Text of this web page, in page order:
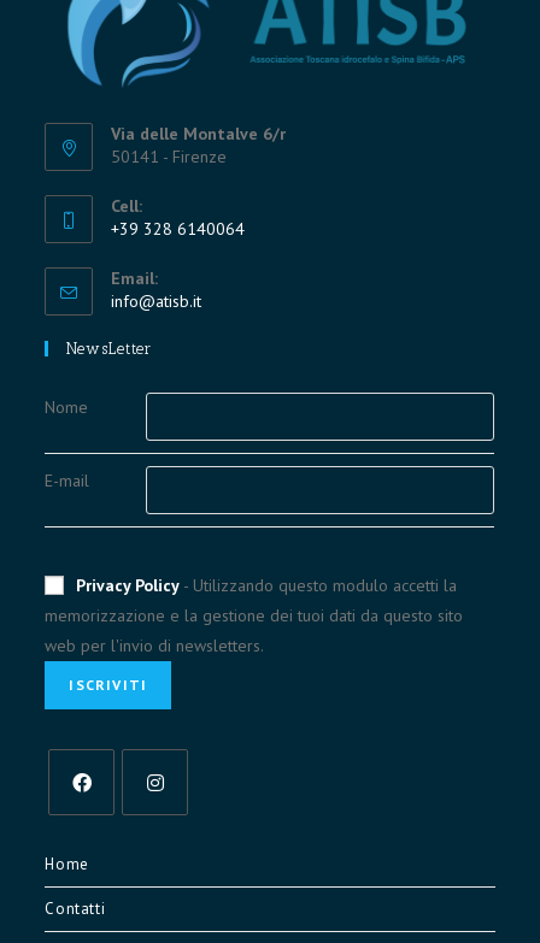
Via delle Montalve 6/r
50141 - Firenze
Cell:
+39 328 6140064
in
your
application
Email:
info@atisb.itOpens
NewsLetter
Nome
E-mail
Privacy Policy - Utilizzando questo modulo accetti la
memorizzazione e la gestione dei tuoi dati da questo sito
web per l'invio di newsletters.
in
a
new
a
Home
Contatti